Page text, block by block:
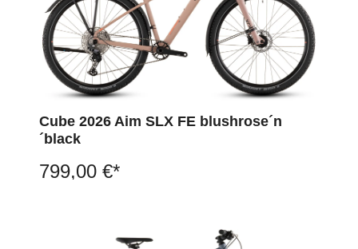
Cube 2026 Aim SLX FE blushrose´n
´black
799,00 €*